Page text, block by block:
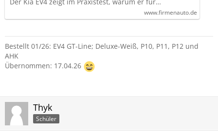
www.firmenauto.de
Bestellt 01/26: EV4 GT-Line; Deluxe-Weiß, P10, P11, P12 und
AHK
Übernommen: 17.04.26
Thyk
Schüler